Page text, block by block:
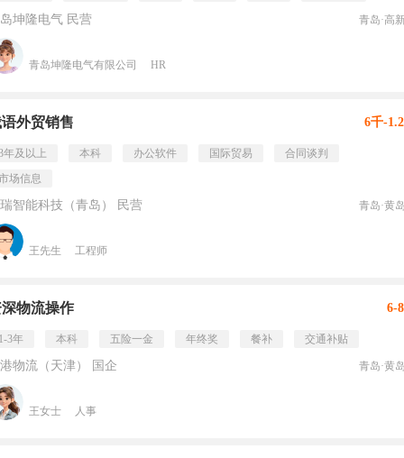
坤隆电气 民营 青岛·高
青岛坤隆电气有限公司 HR
外贸销售 6千-
年及以上 本科 办公软件 国际贸易
合同谈判
场信息
智能科技（青岛） 民营 青岛·黄
王先生 工程师
物流操作 6-
3年 本科 五险一金 年终奖 餐补 交通补贴
物流（天津） 国企 青岛·黄
王女士 人事